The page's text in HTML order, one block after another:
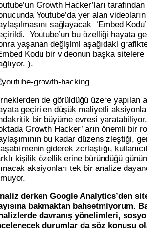
Growth Hacker’ları
Youtube’da yer alan
sağlayacak ‘Embed
Youtube’un bu özelliği hayata
yaşanan değişimi aşağıdaki
Kodu bir videonun başka
).
de görüldüğü üzere yapılan
geçirilen düşük maliyetli
bir büyüme evresi
Growth Hacker’ların önemli bir
bu kadar düzensizleştiği,
giderek zorlaştığı,
kişilik özelliklerine büründüğü
aksiyonları tek bir analize
derken Google Analytics’den
bakmaktan bahsetmiyorum.
davranış yönelimleri,
durumlar da söz konusu